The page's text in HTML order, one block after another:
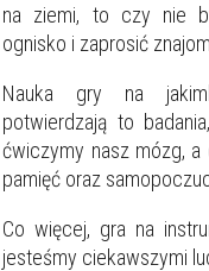
Staż korepetytora
Wiek korepetytora
Płeć korepetytora
na ziemi, to czy nie
ognisko i zaprosić
Nauka gry na
potwierdzają to
ćwiczymy nasz mózg,
pamięć oraz
Co więcej, gra na
jesteśmy ciekawszymi